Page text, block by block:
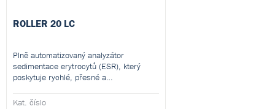
ROLLER 20 LC
Plně automatizovaný analyzátor
sedimentace erytrocytů (ESR), který
poskytuje rychlé, přesné a
analýzu až 18 vzorků najednou z 800 μL
Kat. číslo